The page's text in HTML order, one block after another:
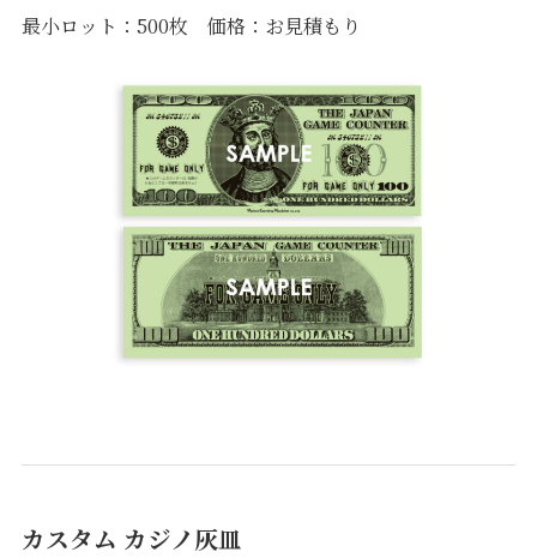
最小ロット：500枚 価格：お見積もり
カスタム カジノ灰皿